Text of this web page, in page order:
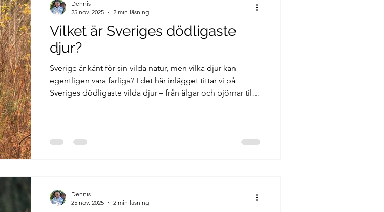
Vilket är Sveriges dödligaste
djur?
Sverige är känt för sin vilda natur, men vilka djur kan
egentligen vara farliga? I det här inlägget tittar vi på
Sveriges dödligaste vilda djur – från älgar och björnar till
Dennis
25 nov. 2025
2 min läsning
Dennis
25 nov. 2025
2 min läsning